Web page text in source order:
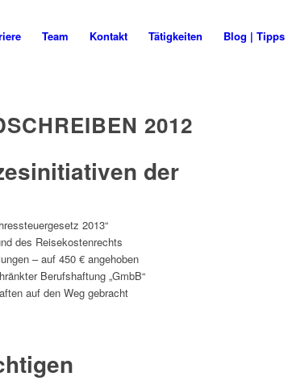
Team Kontakt Tätigkeiten Blog | Tipps
2012
der
2013“
des Reisekostenrechts
– auf 450 € angehoben
Berufshaftung „GmbB“
auf den Weg gebracht